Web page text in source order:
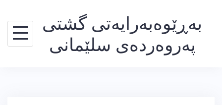
بەڕێوەبەرایەتی گشتی
پەروەردەی سلێمانی